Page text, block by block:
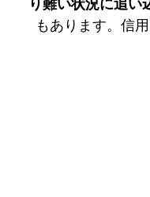
り難い状況に追い
もあります。信